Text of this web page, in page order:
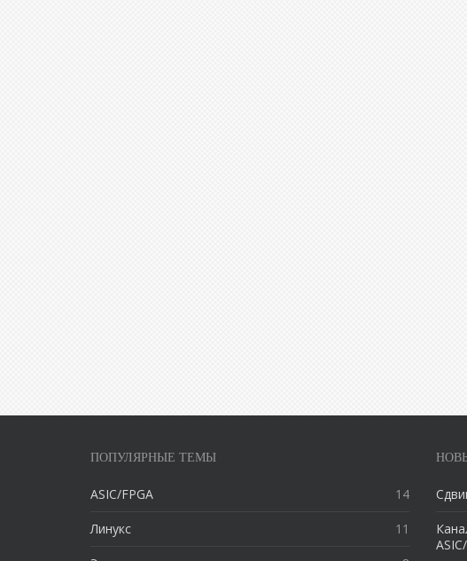
ПОПУЛЯРНЫЕ ТЕМЫ
ASIC/FPGA 14
Линукс 11